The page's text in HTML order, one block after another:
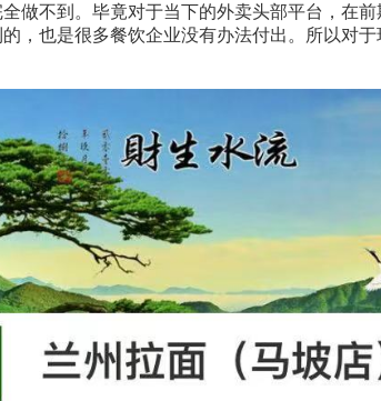
做不到。毕竟对于当下的外卖头部平台，在
，也是很多餐饮企业没有办法付出。所以对